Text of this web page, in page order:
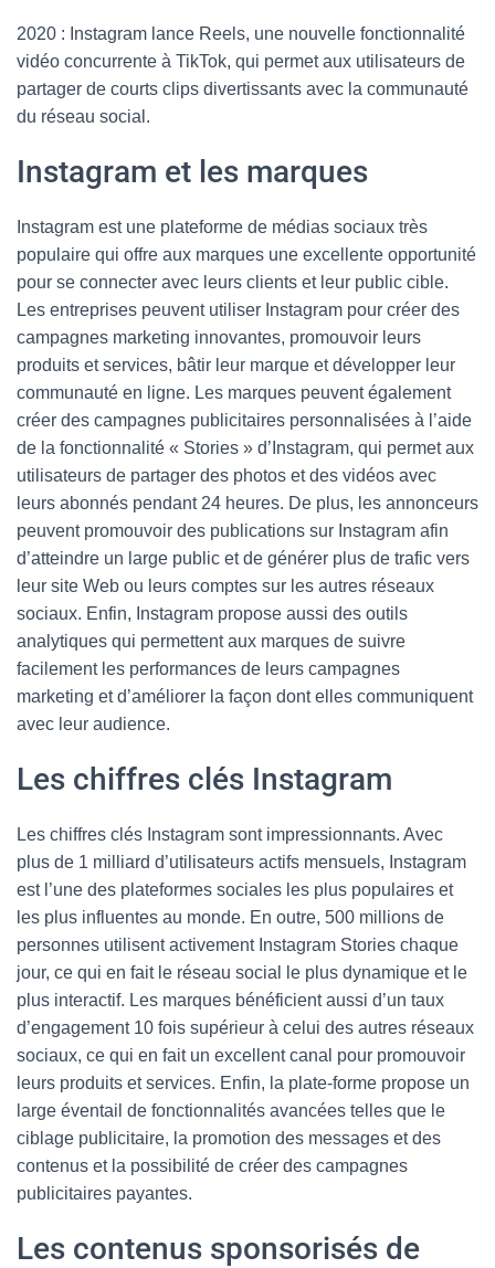
2020 : Instagram lance Reels, une nouvelle fonctionnalité
vidéo concurrente à TikTok, qui permet aux utilisateurs de
partager de courts clips divertissants avec la communauté
du réseau social.
Instagram et les marques
Instagram est une plateforme de médias sociaux très
populaire qui offre aux marques une excellente opportunité
pour se connecter avec leurs clients et leur public cible.
Les entreprises peuvent utiliser Instagram pour créer des
campagnes marketing innovantes, promouvoir leurs
produits et services, bâtir leur marque et développer leur
communauté en ligne. Les marques peuvent également
créer des campagnes publicitaires personnalisées à l’aide
de la fonctionnalité « Stories » d’Instagram, qui permet aux
utilisateurs de partager des photos et des vidéos avec
leurs abonnés pendant 24 heures. De plus, les annonceurs
peuvent promouvoir des publications sur Instagram afin
d’atteindre un large public et de générer plus de trafic vers
leur site Web ou leurs comptes sur les autres réseaux
sociaux. Enfin, Instagram propose aussi des outils
analytiques qui permettent aux marques de suivre
facilement les performances de leurs campagnes
marketing et d’améliorer la façon dont elles communiquent
avec leur audience.
Les chiffres clés Instagram
Les chiffres clés Instagram sont impressionnants. Avec
plus de 1 milliard d’utilisateurs actifs mensuels, Instagram
est l’une des plateformes sociales les plus populaires et
les plus influentes au monde. En outre, 500 millions de
personnes utilisent activement Instagram Stories chaque
jour, ce qui en fait le réseau social le plus dynamique et le
plus interactif. Les marques bénéficient aussi d’un taux
d’engagement 10 fois supérieur à celui des autres réseaux
sociaux, ce qui en fait un excellent canal pour promouvoir
leurs produits et services. Enfin, la plate-forme propose un
large éventail de fonctionnalités avancées telles que le
ciblage publicitaire, la promotion des messages et des
contenus et la possibilité de créer des campagnes
publicitaires payantes.
Les contenus sponsorisés de